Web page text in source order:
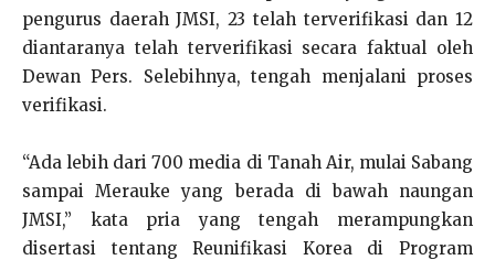
pengurus daerah JMSI, 23 telah terverifikasi dan 12
diantaranya telah terverifikasi secara faktual oleh
Dewan Pers. Selebihnya, tengah menjalani proses
verifikasi.
“Ada lebih dari 700 media di Tanah Air, mulai Sabang
sampai Merauke yang berada di bawah naungan
JMSI,’’ kata pria yang tengah merampungkan
disertasi tentang Reunifikasi Korea di Program